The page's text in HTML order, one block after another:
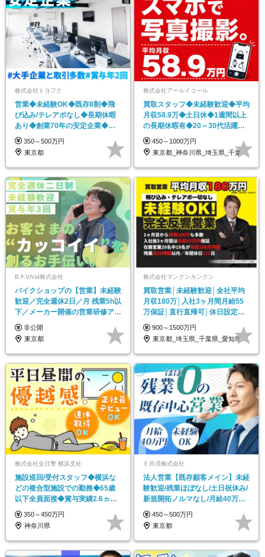
株式会社トヨフク
営業◆未経験OK◆既存8割◆飛
び込み/テレアポなし◆長期休暇
あり◆創業70年の安定企業◆人
柄採用
350～500万円
東京都
株式会社アールイコール
買取スタッフ◆未経験歓迎◆平均
月収58.9万◆土日休◆1週間以上
の長期休暇有◆20～30代活躍◆
面接1回
450～1000万円
東京都_神奈川県_埼玉県_千葉県_大阪府…
B.F.ViVid株式会社
バイクショップの【営業】未経験
歓迎／完全週休2日／月 残業5h以
下／メーカー開催の営業研修アリ
◎
非公開
東京都
株式会社マンクンカンクン
買取営業│未経験歓迎│全社平均
月収180万│入社3ヶ月間月給55
万保証│直行直帰可│休日設定自
由│100％反響
900～1500万円
東京都_埼玉県_千葉県_愛知県_北海道_…
株式会社全日警 横浜支社
施設巡回/受付スタッフ◆横浜な
どの複合型施設での勤務◆65歳
以下全員面接◆賞与実績2.6ヵ月
◆社員寮あり
350～450万円
神奈川県
Ｅ共済株式会社
法人営業【既存顧客メイン】未経
験歓迎/残業ほぼなし/土日祝休み/
新規開拓ノルマなし/月給40万円
スタート
450～500万円
東京都